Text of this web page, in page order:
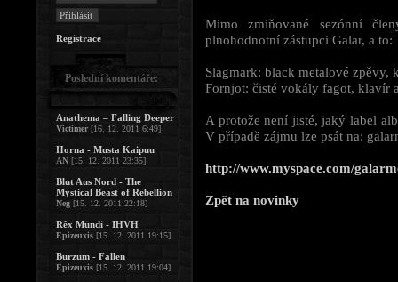
Mimo zmiňované sezónní
plnohodnotní zástupci Galar, a to:
Slagmark: black metalové zpěvy,
Fornjot: čisté vokály fagot, klavír
A protože není jisté, jaký label
V případě zájmu lze psát na:
http://www.myspace.com/
Zpět na novinky
Registrace
Poslední komentáře:
Anathema – Falling Deeper
Victimer[16. 12. 2011 6:49]
Horna - Musta Kaipuu
AN [15. 12. 2011 23:35]
Blut Aus Nord - The
Mystical Beast of Rebellion
Neg [15. 12. 2011 22:18]
Rêx Mündi - IHVH
Epizeuxis [15. 12. 2011 19:15]
Burzum - Fallen
Epizeuxis [15. 12. 2011 19:04]